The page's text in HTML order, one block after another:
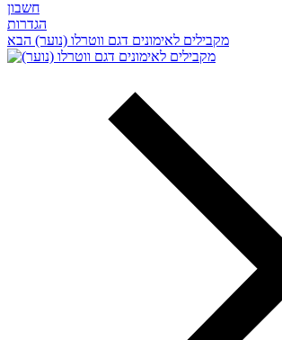
חשבון
הגדרות
מקבילים לאימונים דגם ווטרלו (נוער) הבא